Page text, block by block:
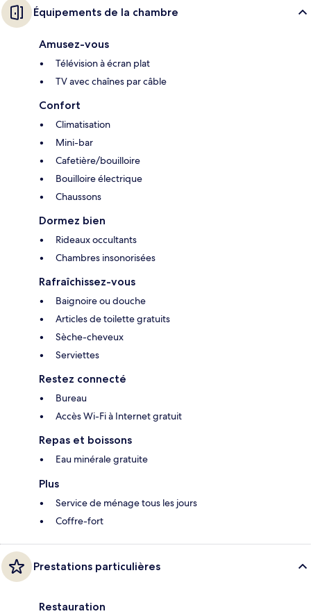
Équipements de la chambre
Amusez-vous
Télévision à écran plat
TV avec chaînes par câble
Confort
Climatisation
Mini-bar
Cafetière/bouilloire
Bouilloire électrique
Chaussons
Dormez bien
Rideaux occultants
Chambres insonorisées
Rafraîchissez-vous
Baignoire ou douche
Articles de toilette gratuits
Sèche-cheveux
Serviettes
Restez connecté
Bureau
Accès Wi-Fi à Internet gratuit
Repas et boissons
Eau minérale gratuite
Plus
Service de ménage tous les jours
Coffre-fort
Prestations particulières
Restauration